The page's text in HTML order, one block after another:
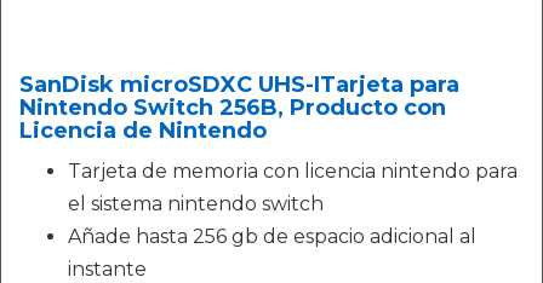
SanDisk microSDXC UHS-ITarjeta para
Nintendo Switch 256B, Producto con
Licencia de Nintendo
Tarjeta de memoria con licencia nintendo para
el sistema nintendo switch
Añade hasta 256 gb de espacio adicional al
instante